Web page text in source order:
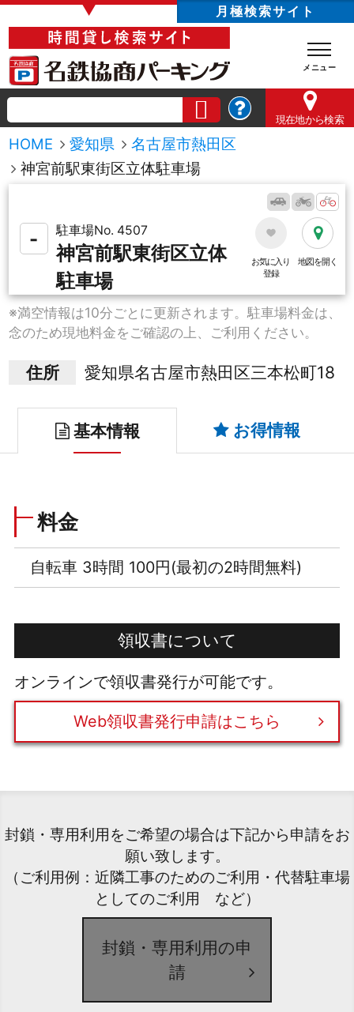
▼ 月極検索サイト
現在地から検索
HOME 愛知県
名古屋市熱田区
神宮前駅東街区立体駐車場
- 駐車場No. 4507
神宮前駅東街区立体
駐車場
お気に入り
登録
地図を開く
※満空情報は10分ごとに更新されます。駐車場料金は、
念のため現地料金をご確認の上、ご利用ください。
住所 愛知県名古屋市熱田区三本松町18
基本情報 お得情報
料金
自転車 3時間 100円(最初の2時間無料)
領収書について
オンラインで領収書発行が可能です。
Web領収書発行申請はこちら
封鎖・専用利用をご希望の場合は下記から申請をお
願い致します。
（ご利用例：近隣工事のためのご利用・代替駐車場
としてのご利用 など）
封鎖・専用利用の申
請